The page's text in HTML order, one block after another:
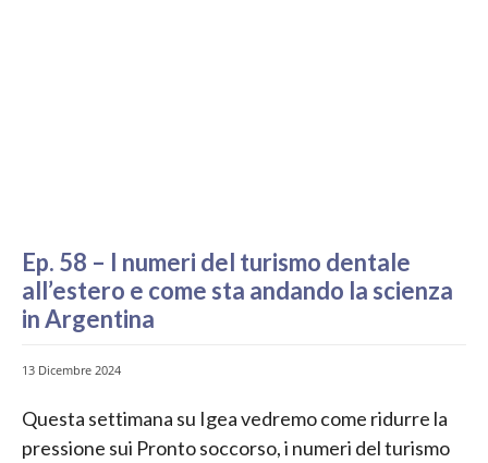
Ep. 58 – I numeri del turismo dentale
all’estero e come sta andando la scienza
in Argentina
13 Dicembre 2024
Questa settimana su Igea vedremo come ridurre la
pressione sui Pronto soccorso, i numeri del turismo